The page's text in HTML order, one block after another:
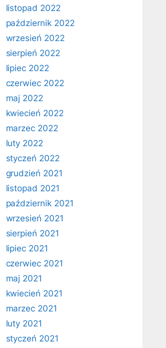
listopad 2022
październik 2022
wrzesień 2022
sierpień 2022
lipiec 2022
czerwiec 2022
maj 2022
kwiecień 2022
marzec 2022
luty 2022
styczeń 2022
grudzień 2021
listopad 2021
październik 2021
wrzesień 2021
sierpień 2021
lipiec 2021
czerwiec 2021
maj 2021
kwiecień 2021
marzec 2021
luty 2021
styczeń 2021